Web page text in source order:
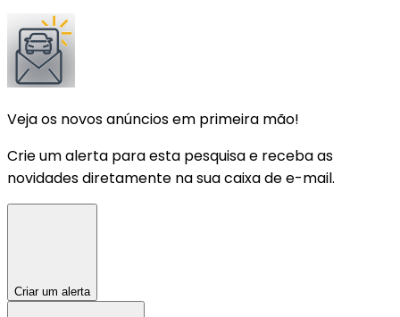
Veja os novos anúncios em primeira mão!
Crie um alerta para esta pesquisa e receba as
novidades diretamente na sua caixa de e-mail.
Criar um alerta